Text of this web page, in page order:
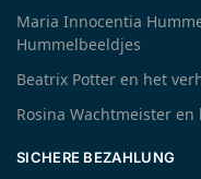
Maria Innocentia
Hummelbeeldjes
Beatrix Potter en het
Rosina Wachtmeister
SICHERE BEZAHLUNG